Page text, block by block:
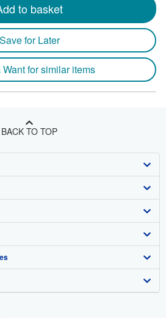
to basket
Save for Later
for similar items
BACK TO TOP